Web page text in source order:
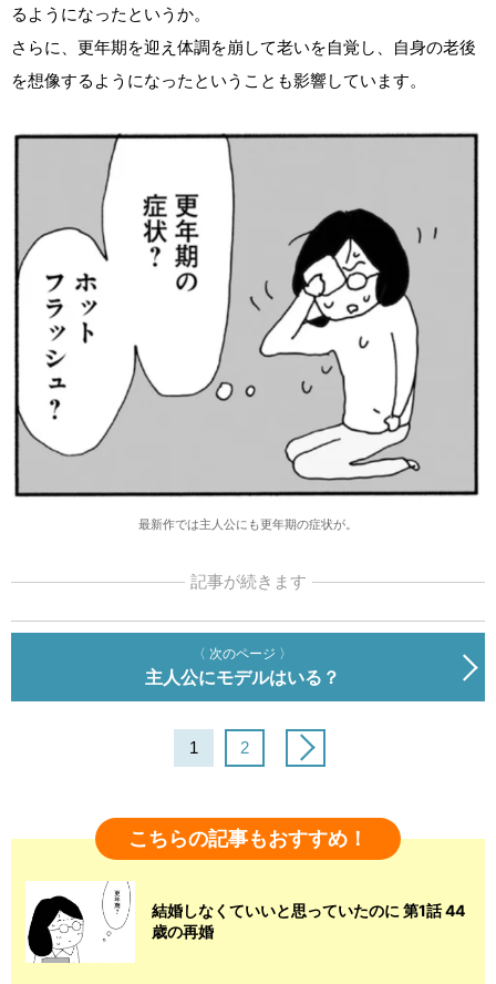
るようになったというか。
さらに、更年期を迎え体調を崩して老いを自覚し、自身の老後
を想像するようになったということも影響しています。
最新作では主人公にも更年期の症状が。
記事が続きます
〈 次のページ 〉
主人公にモデルはいる？
1 2
こちらの記事もおすすめ！
結婚しなくていいと思っていたのに 第1話 44
歳の再婚